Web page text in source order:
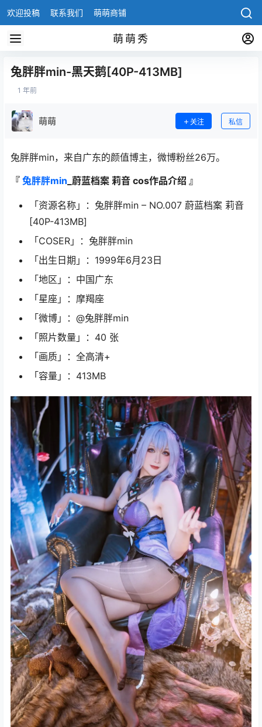
欢迎投稿 联系我们 萌萌商铺
萌萌秀
兔胖胖min-黑天鹅[40P-413MB]
1 年前
萌萌 关注 私信
兔胖胖min，来自广东的颜值博主，微博粉丝26万。
『 兔胖胖min _蔚蓝档案 莉音 cos作品介绍 』
「资源名称」：兔胖胖min – NO.007 蔚蓝档案 莉音
[40P-413MB]
「COSER」：兔胖胖min
「出生日期」：1999年6月23日
「地区」：中国广东
「星座」：摩羯座
「微博」：@兔胖胖min
「照片数量」：40 张
「画质」：全高清+
「容量」：413MB